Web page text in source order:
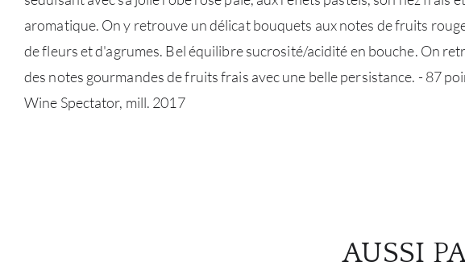
aromatique. On y retrouve un délicat bouquets aux notes de fruits
de fleurs et d'agrumes. Bel équilibre sucrosité/acidité en bouche. On
des notes gourmandes de fruits frais avec une belle persistance. - 87
Wine Spectator, mill. 2017
AUSSI